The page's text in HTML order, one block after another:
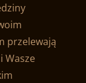
przelewają
Wasze